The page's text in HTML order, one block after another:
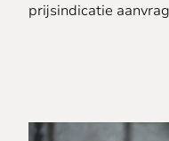
prijsindicatie